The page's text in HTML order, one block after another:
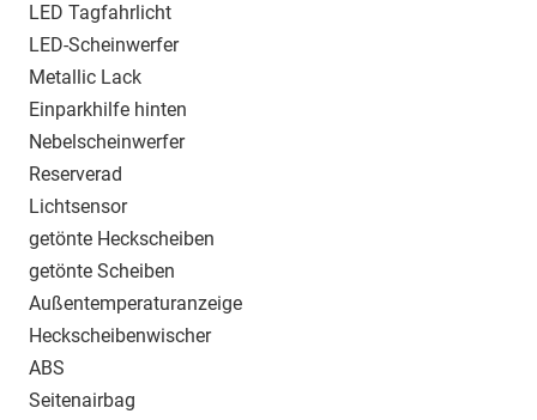
LED Tagfahrlicht
LED-Scheinwerfer
Metallic Lack
Einparkhilfe hinten
Nebelscheinwerfer
Reserverad
Lichtsensor
getönte Heckscheiben
getönte Scheiben
Außentemperaturanzeige
Heckscheibenwischer
ABS
Seitenairbag